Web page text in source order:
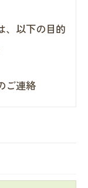
、以下の目的
ご連絡
ることはいた